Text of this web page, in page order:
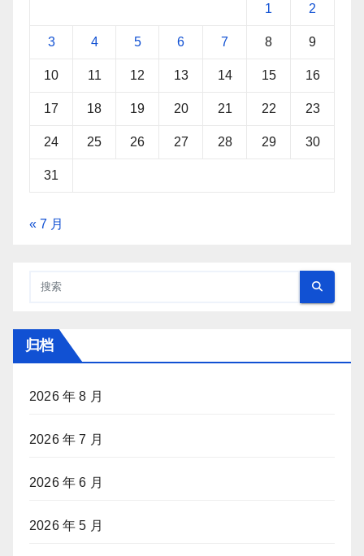
1 2
3 4 5 6 7 8 9
10 11 12 13 14 15 16
17 18 19 20 21 22 23
24 25 26 27 28 29 30
31
« 7 月
归档
2026 年 8 月
2026 年 7 月
2026 年 6 月
2026 年 5 月